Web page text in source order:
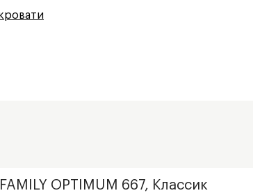
OPTIMUM 667, Классик